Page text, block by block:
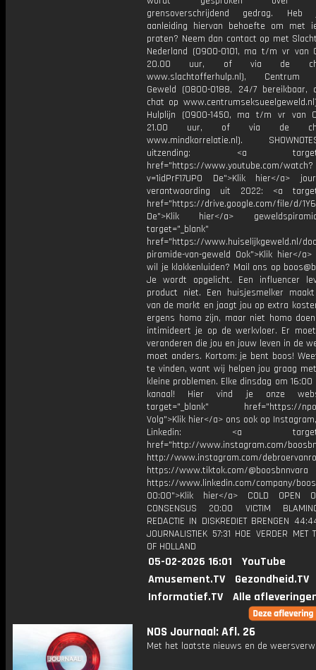
grensoverschrijdend gedrag.
aanleiding hiervan behoefte om met
praten? Neem dan contact op met
Nederland (0900-0101, ma t/m vr
20.00 uur, of via de
www.slachtofferhulp.nl), Centrum
Geweld (0800-0188, 24/7
chat op
Hulplijn (0900-1450, ma t/m vr van
21.00 uur, of via de
www.mindkorrelatie.nl).
uitzending: <a
href="https://www.youtube.com/watch?
v=1idPrF17UP0 De">Klik hier</a>
verantwoording uit 2022: <a
href="https://drive.google.com/file/d/
De">Klik hier</a>
target="_blank"
href="https://www.huiselijkgeweld.nl/
piramide-van-geweld Ook">Klik hier</
wil je klokkenluiden? Mail ons op
Je wordt opgelicht. Een influencer
product niet. Een huisjesmelker
van de markt en jaagt jou op extra
ergens homo zijn, maar niet homo
intimideert je op de werkvloer. Er
veranderen die jou en jouw leven in de
moet anders. Kortom: je bent boos!
te vinden, want wij helpen jou graag
kleine problemen. Elke dinsdag om
kanaal! Hier vind je onze
target="_blank" href="https://
Volg">Klik hier</a> ons ook op
Linkedin: <a
href="http://www.instagram.com/
http://www.instagram.com/
https://www.tiktok.com/@boosbnnvara
https://www.linkedin.com/company/
00:00">Klik hier</a> COLD OPEN
CONSENSUS 20:00 VICTIM
REDACTIE IN DISKREDIET BRENGEN
JOURNALISTIEK 57:31 HOE VERDER MET
OF HOLLAND
05-02-2026 16:01
YouTube
Amusement.TV
Gezondheid.TV
Informatief.TV
Alle
NOS Journaal: Afl. 26
Met het laatste nieuws en de